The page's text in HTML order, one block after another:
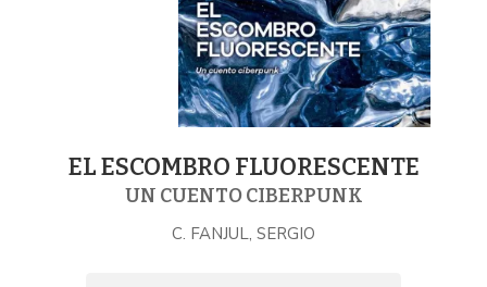
EL ESCOMBRO FLUORESCENTE
UN CUENTO CIBERPUNK
C. FANJUL, SERGIO